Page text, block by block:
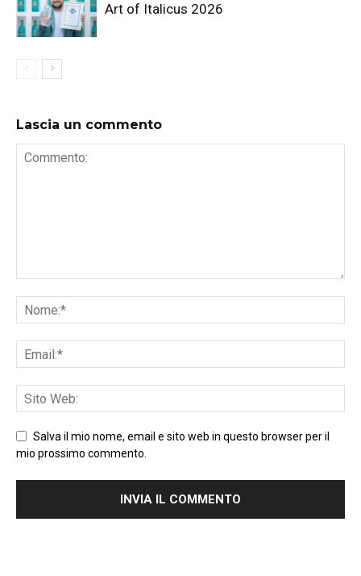
Art of Italicus 2026
Lascia un commento
Salva il mio nome, email e sito web in questo browser per il
mio prossimo commento.